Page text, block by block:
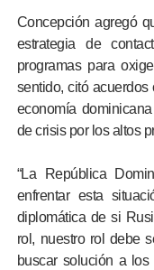
Concepción agregó
estrategia de
programas para
sentido, citó
economía
de crisis por los altos
“La República
enfrentar esta
diplomática de si
rol, nuestro rol debe
buscar solución a